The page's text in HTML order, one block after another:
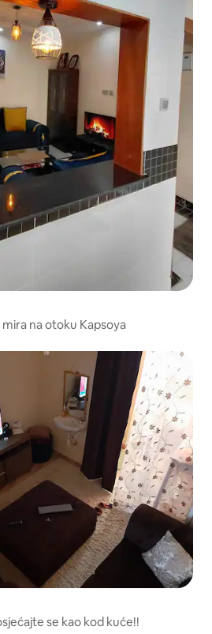
mira na otoku Kapsoya
se kao kod kuće!!